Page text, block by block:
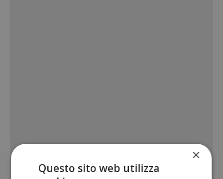
×
Questo sito web utilizza